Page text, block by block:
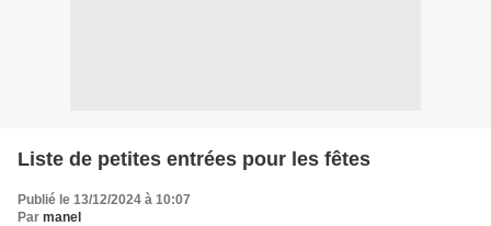
Liste de petites entrées pour les fêtes
Publié le 13/12/2024 à 10:07
Par manel